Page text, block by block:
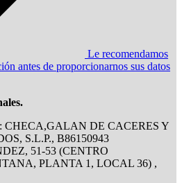
Le recomendamos
antes de proporcionarnos sus datos
CHECA,GALAN DE CACERES Y
S.L.P., B86150943
51-53 (CENTRO
PLANTA 1, LOCAL 36) ,